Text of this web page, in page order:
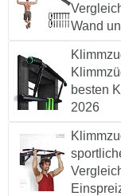
Wand
besten
2026